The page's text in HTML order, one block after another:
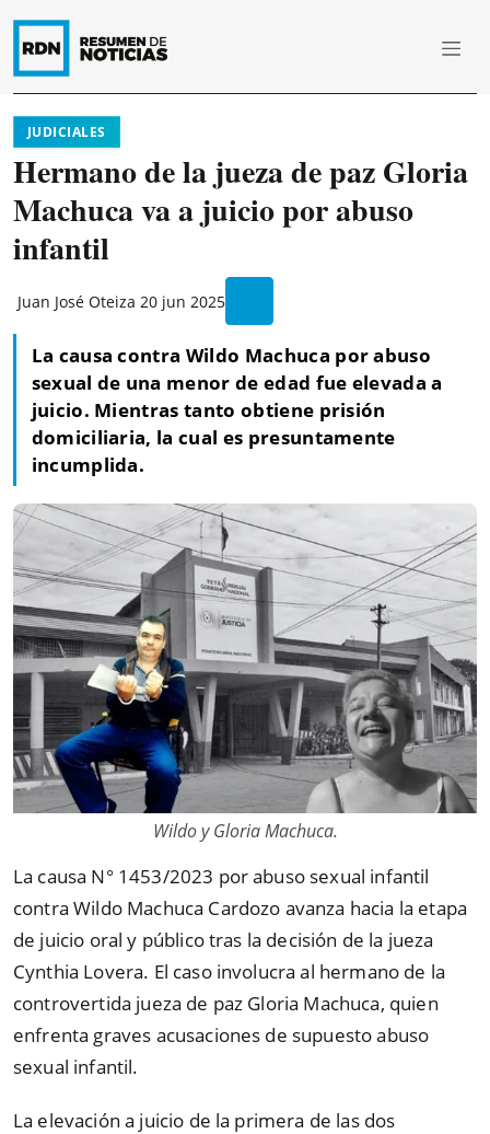
JUDICIALES
Hermano de la jueza de paz Gloria
Machuca va a juicio por abuso
infantil
Juan José Oteiza 20 jun 2025
La causa contra Wildo Machuca por abuso
sexual de una menor de edad fue elevada a
juicio. Mientras tanto obtiene prisión
domiciliaria, la cual es presuntamente
incumplida.
Wildo y Gloria Machuca.
La causa N° 1453/2023 por abuso sexual infantil
contra Wildo Machuca Cardozo avanza hacia la etapa
de juicio oral y público tras la decisión de la jueza
Cynthia Lovera. El caso involucra al hermano de la
controvertida jueza de paz Gloria Machuca, quien
enfrenta graves acusaciones de supuesto abuso
sexual infantil.
La elevación a juicio de la primera de las dos